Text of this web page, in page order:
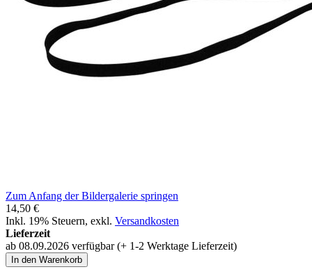
Zum Anfang der Bildergalerie springen
14,50 €
Inkl. 19% Steuern, exkl. Versandkosten
Lieferzeit
ab 08.09.2026 verfügbar (+ 1-2 Werktage Lieferzeit)
In den Warenkorb